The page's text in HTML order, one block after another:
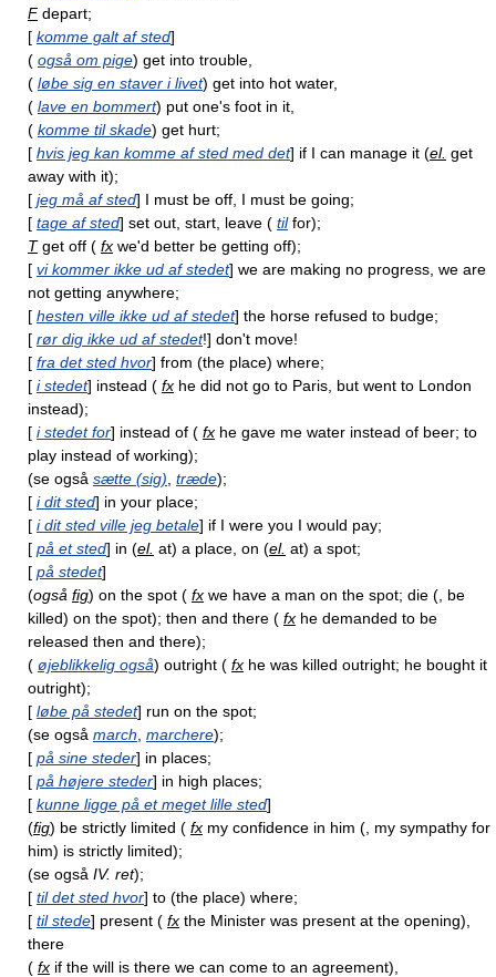
Fdepart;
[ komme galt af sted]
( også om pige) get into trouble,
( løbe sig en staver i livet) get into hot water,
( lave en bommert) put one's foot in it,
( komme til skade) get hurt;
[ hvis jeg kan komme af sted med det] if I can manage it (el. get
away with it);
[ jeg må af sted] I must be off, I must be going;
[ tage af sted] set out, start, leave ( tilfor);
Tget off ( fx we'd better be getting off);
[ vi kommer ikke ud af stedet] we are making no progress, we are
not getting anywhere;
[ hesten ville ikke ud af stedet] the horse refused to budge;
[ rør dig ikke ud af stedet!] don't move!
[ fra det sted hvor] from (the place) where;
[ i stedet] instead ( fx he did not go to Paris, but went to London
instead);
[ i stedet for] instead of ( fx he gave me water instead of beer; to
play instead of working);
(se også sætte (sig) træde);
[ i dit sted] in your place;
[ i dit sted ville jeg betale] if I were you I would pay;
[ på et sted] in (el. at) a place, on (el. at) a spot;
[ på stedet]
(også fig) on the spot ( fx we have a man on the spot; die (, be
killed) on the spot); then and there ( fx he demanded to be
released then and there);
( øjeblikkelig også) outright ( fx he was killed outright; he bought it
outright);
[ løbe på stedet] run on the spot;
(se også march marchere);
[ på sine steder] in places;
[ på højere steder] in high places;
[ kunne ligge på et meget lille sted]
(fig) be strictly limited ( fx my confidence in him (, my sympathy for
him) is strictly limited);
(se også IV. ret);
[ til det sted hvor] to (the place) where;
[ til stede] present ( fx the Minister was present at the opening),
there
( fx if the will is there we can come to an agreement),